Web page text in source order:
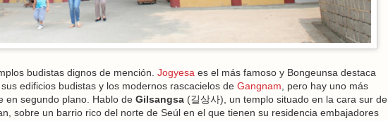
budistas dignos de mención. Jogyesa es el más famoso y Bongeunsa destaca
edificios budistas y los modernos rascacielos de Gangnam , pero hay uno más
en segundo plano. Hablo de Gilsangsa (길상사), un templo situado en la cara sur de
sobre un barrio rico del norte de Seúl en el que tienen su residencia embajadores